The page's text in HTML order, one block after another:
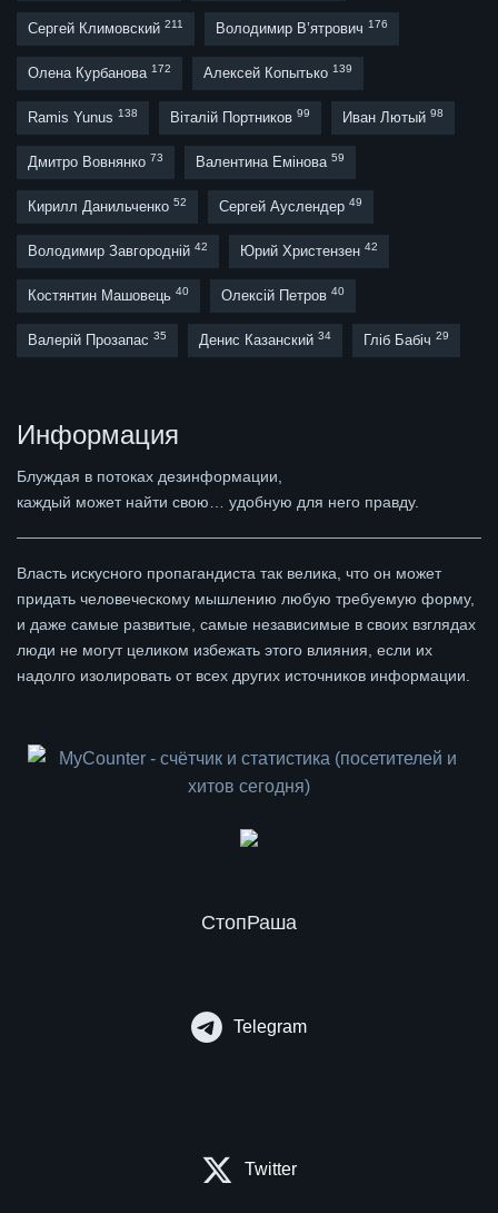
Сергей Климовский 211 Володимир В’ятрович 176
Олена Курбанова 172 Алексей Копытько 139
Ramis Yunus 138 Віталій Портников 99 Иван Лютый 98
Дмитро Вовнянко 73 Валентина Емінова 59
Кирилл Данильченко 52 Сергей Ауслендер 49
Володимир Завгородній 42 Юрий Христензен 42
Костянтин Машовець 40 Олексій Петров 40
Валерій Прозапас 35 Денис Казанский 34 Гліб Бабіч 29
Информация
Блуждая в потоках дезинформации,
каждый может найти свою… удобную для него правду.
Власть искусного пропагандиста так велика, что он может
придать человеческому мышлению любую требуемую форму,
и даже самые развитые, самые независимые в своих взглядах
люди не могут целиком избежать этого влияния, если их
надолго изолировать от всех других источников информации.
СтопРаша
Telegram
Twitter